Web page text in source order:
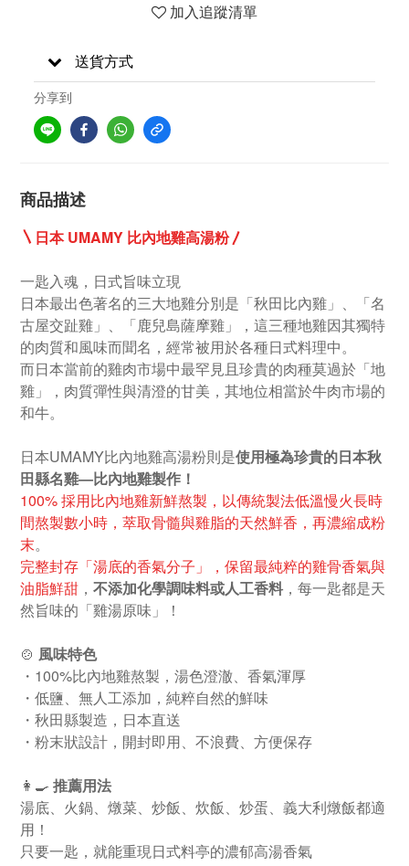
加入追蹤清單
送貨方式
分享到
商品描述
〵 日本 UMAMY 比內地雞高湯粉〳
一匙入魂，日式旨味立現
日本最出色著名的三大地雞分別是「秋田比內雞」、「名
古屋交趾雞」、「鹿兒島薩摩雞」，這三種地雞因其獨特
的肉質和風味而聞名，經常被用於各種日式料理中。
而日本當前的雞肉市場中最罕見且珍貴的肉種莫過於「地
雞」，肉質彈性與清澄的甘美，其地位相當於牛肉市場的
和牛。
日本UMAMY比內地雞高湯粉則是使用極為珍貴的日本秋
田縣名雞—比內地雞製作！
100% 採用比內地雞新鮮熬製，以傳統製法低溫慢火長時
間熬製數小時，萃取骨髓與雞脂的天然鮮香，再濃縮成粉
末。
完整封存「湯底的香氣分子」，保留最純粹的雞骨香氣與
油脂鮮甜 ， 不添加化學調味料或人工香料 ，每一匙都是天
然旨味的「雞湯原味」！
🍲 風味特色
・100%比內地雞熬製，湯色澄澈、香氣渾厚
・低鹽、無人工添加，純粹自然的鮮味
・秋田縣製造，日本直送
・粉末狀設計，開封即用、不浪費、方便保存
👩‍🍳 推薦用法
湯底、火鍋、燉菜、炒飯、炊飯、炒蛋、義大利燉飯都適
用！
只要一匙，就能重現日式料亭的濃郁高湯香氣